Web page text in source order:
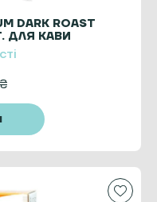
DARK ROAST
ДЛЯ КАВИ
₴